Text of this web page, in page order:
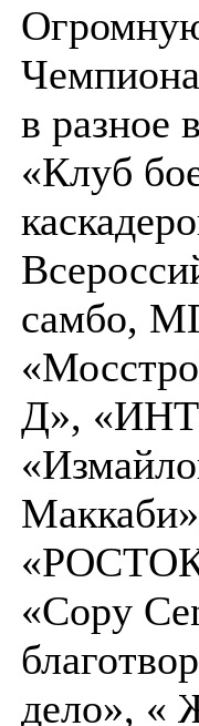
в разное
«Клуб
самбо,
Д»,
«Copy
дело», «